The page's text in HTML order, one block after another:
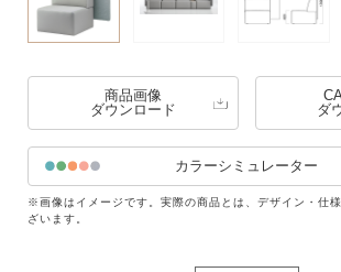
商品画像
ダウンロード
ダ
カラーシミュレーター
※画像はイメージです。実際の商品とは、デザイン・仕
ざいます。